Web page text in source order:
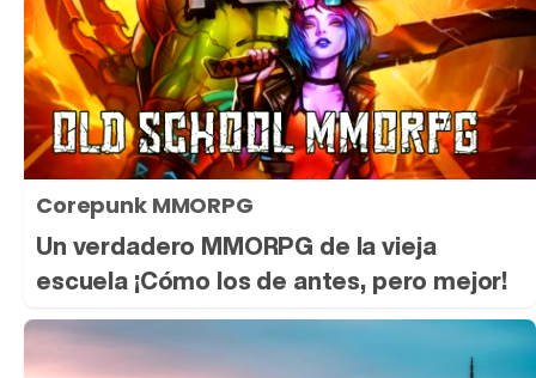
Corepunk MMORPG
Un verdadero MMORPG de la vieja
escuela ¡Cómo los de antes, pero mejor!